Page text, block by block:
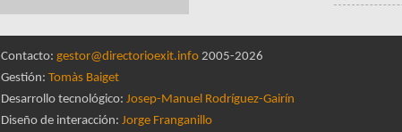
Contacto: gestor@directorioexit.info 2005-2026
Gestión: Tomàs Baiget
Desarrollo tecnológico: Josep-Manuel Rodríguez-Gairín
Diseño de interacción: Jorge Franganillo